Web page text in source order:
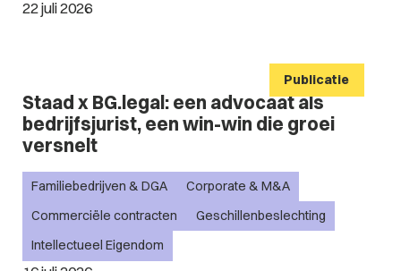
22 juli 2026
Staad x BG.legal: een advocaat als
bedrijfsjurist, een win-win die groei
versnelt
Familiebedrijven & DGA
Corporate & M&A
Commerciële contracten
Geschillenbeslechting
Intellectueel Eigendom
Publicatie